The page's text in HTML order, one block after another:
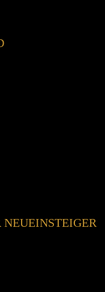
NEUEINSTEIGER